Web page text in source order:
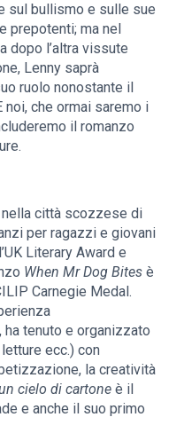
sul bullismo e sulle sue
prepotenti; ma nel
dopo l’altra vissute
Lenny saprà
ruolo nonostante il
che ormai saremo i
il romanzo
città scozzese di
per ragazzi e giovani
Literary Award e
When Mr Dog Bites è
Carnegie Medal.
ha tenuto e organizzato
ecc.) con
la creatività
cielo di cartone è il
e anche il suo primo